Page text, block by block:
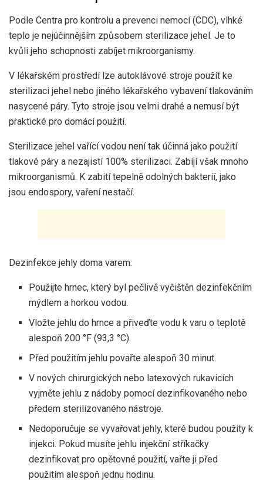
Podle Centra pro kontrolu a prevenci nemocí (CDC), vlhké
teplo je nejúčinnějším způsobem sterilizace jehel. Je to
kvůli jeho schopnosti zabíjet mikroorganismy.
V lékařském prostředí lze autoklávové stroje použít ke
sterilizaci jehel nebo jiného lékařského vybavení tlakováním
nasycené páry. Tyto stroje jsou velmi drahé a nemusí být
praktické pro domácí použití.
Sterilizace jehel vařící vodou není tak účinná jako použití
tlakové páry a nezajistí 100% sterilizaci. Zabíjí však mnoho
mikroorganismů. K zabití tepelně odolných bakterií, jako
jsou endospory, vaření nestačí.
Dezinfekce jehly doma varem:
Použijte hrnec, který byl pečlivě vyčištěn dezinfekčním
mýdlem a horkou vodou.
Vložte jehlu do hrnce a přiveďte vodu k varu o teplotě
alespoň 200 °F (93,3 °C).
Před použitím jehlu povařte alespoň 30 minut.
V nových chirurgických nebo latexových rukavicích
vyjměte jehlu z nádoby pomocí dezinfikovaného nebo
předem sterilizovaného nástroje.
Nedoporučuje se vyvařovat jehly, které budou použity k
injekci. Pokud musíte jehlu injekční stříkačky
dezinfikovat pro opětovné použití, vařte ji před
použitím alespoň jednu hodinu.